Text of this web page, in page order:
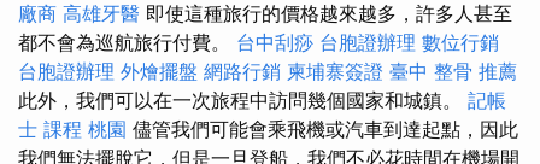
廠商 高雄牙醫 即使這種旅行的價格越來越多，許多人甚至
都不會為巡航旅行付費。 台中刮痧 台胞證辦理 數位行銷
台胞證辦理 外燴擺盤 網路行銷 柬埔寨簽證 臺中 整骨 推薦
此外，我們可以在一次旅程中訪問幾個國家和城鎮。 記帳
士 課程 桃園 儘管我們可能會乘飛機或汽車到達起點，因此
我們無法擺脫它，但是一旦登船，我們不必花時間在機場開